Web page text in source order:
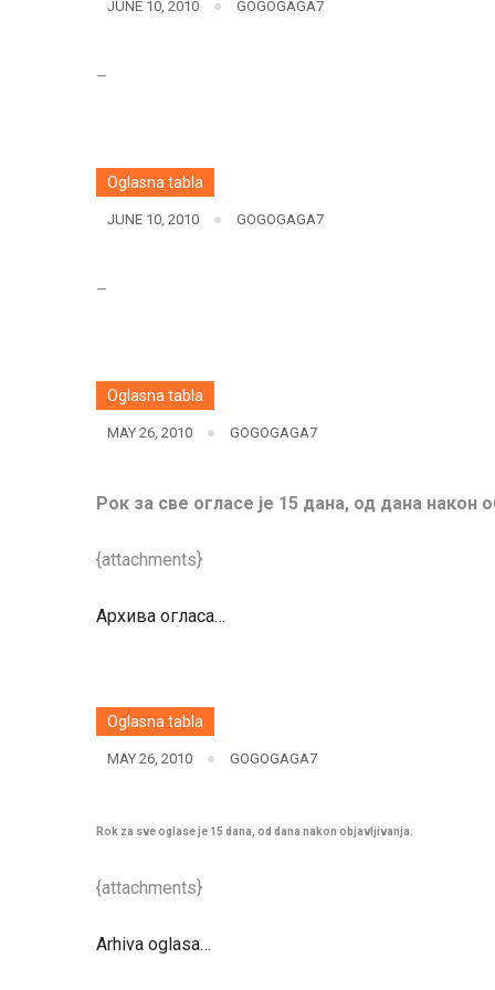
JUNE 10, 2010 GOGOGAGA7
–
Oglasna tabla
JUNE 10, 2010 GOGOGAGA7
–
Oglasna tabla
MAY 26, 2010 GOGOGAGA7
Рок за све огласе је 15 дана, од дана након
{attachments}
Архива огласа…
Oglasna tabla
MAY 26, 2010 GOGOGAGA7
Rok za sve oglase je 15 dana, od dana nakon objavljivanja.
{attachments}
Arhiva oglasa…